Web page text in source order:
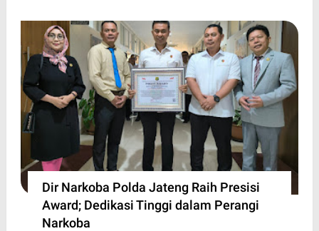
Dir Narkoba Polda Jateng Raih Presisi
Award; Dedikasi Tinggi dalam Perangi
Narkoba